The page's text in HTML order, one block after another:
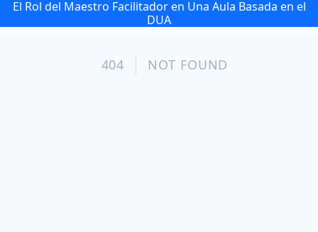
El Rol del Maestro Facilitador en Una Aula Basada en el
DUA